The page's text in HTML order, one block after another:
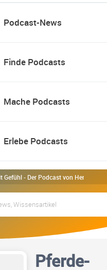
Podcast-News
Finde Podcasts
Mache Podcasts
Erlebe Podcasts
Gefühl - Der Podcast von
Pferde-